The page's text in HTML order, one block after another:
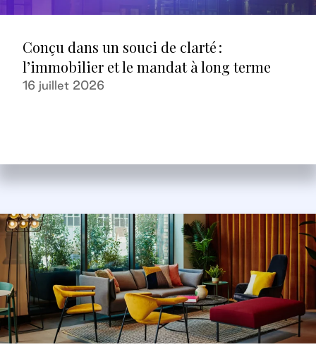
Conçu dans un souci de clarté :
l’immobilier et le mandat à long terme
16 juillet 2026